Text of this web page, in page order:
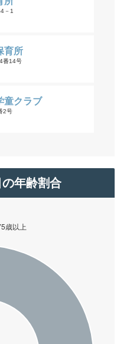
－1
育所
番14号
童クラブ
2号
年齢割合